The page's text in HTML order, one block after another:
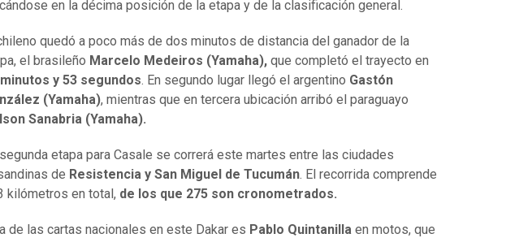
en la décima posición de la etapa y de la clasificación general.
quedó a poco más de dos minutos de distancia del ganador de la
el brasileño Marcelo Medeiros (Yamaha), que completó el trayecto en
y 53 segundos . En segundo lugar llegó el argentino Gastón
(Yamaha), mientras que en tercera ubicación arribó el paraguayo
Sanabria (Yamaha).
etapa para Casale se correrá este martes entre las ciudades
de Resistencia y San Miguel de Tucumán . El recorrida comprende
kilómetros en total, de los que 275 son cronometrados.
de las cartas nacionales en este Dakar es Pablo Quintanilla en motos, que